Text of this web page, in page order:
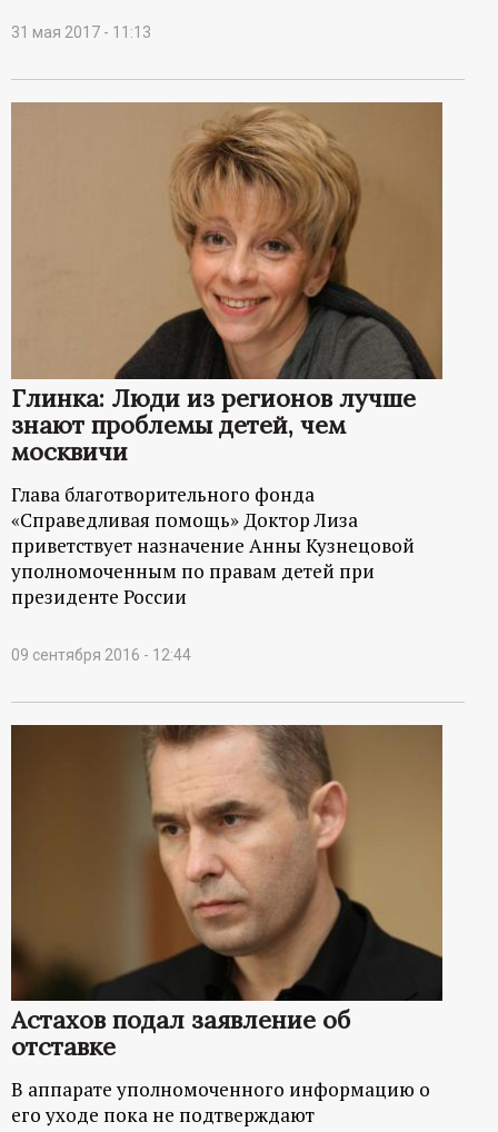
31 мая 2017 - 11:13
Глинка: Люди из регионов лучше
знают проблемы детей, чем
москвичи
Глава благотворительного фонда
«Справедливая помощь» Доктор Лиза
приветствует назначение Анны Кузнецовой
уполномоченным по правам детей при
президенте России
09 сентября 2016 - 12:44
Астахов подал заявление об
отставке
В аппарате уполномоченного информацию о
его уходе пока не подтверждают